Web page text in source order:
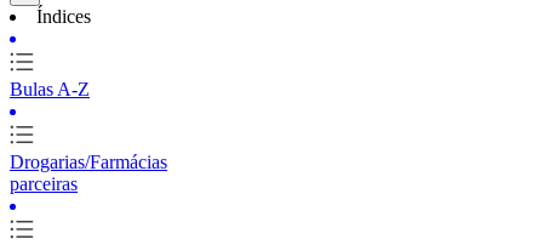
Índices
Bulas A-Z
Drogarias/Farmácias
parceiras